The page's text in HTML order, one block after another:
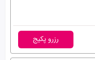
رزرو پکیج